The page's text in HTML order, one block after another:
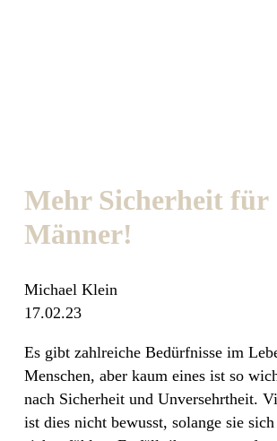
Mehr Sicherheit für
Männer!
Michael Klein
17.02.23
Es gibt zahlreiche Bedürfnisse im
Menschen, aber kaum eines ist so
nach Sicherheit und Unversehrtheit.
ist dies nicht bewusst, solange sie